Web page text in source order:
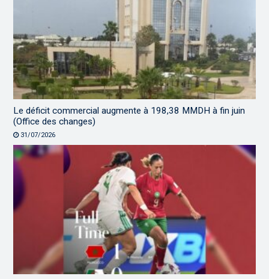
Le déficit commercial augmente à 198,38 MMDH à fin juin
(Office des changes)
31/07/2026